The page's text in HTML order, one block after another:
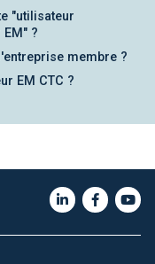
"utilisateur
?
membre ?
EM CTC ?